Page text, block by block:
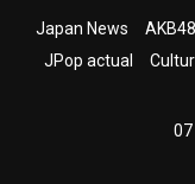
Japan News AKB48
JPop actual
07